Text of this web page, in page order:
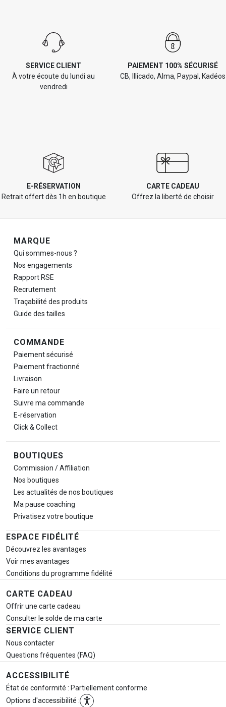
SERVICE CLIENT
À votre écoute du lundi au
vendredi
PAIEMENT 100% SÉCURISÉ
CB, Illicado, Alma, Paypal, Kadéos
E-RÉSERVATION
Retrait offert dès 1h en boutique
CARTE CADEAU
Offrez la liberté de choisir
Navigation de pied de page
MARQUE
Qui sommes-nous ?
Nos engagements
Rapport RSE
Recrutement
Traçabilité des produits
Guide des tailles
COMMANDE
Paiement sécurisé
Paiement fractionné
Livraison
Faire un retour
Suivre ma commande
E-réservation
Click & Collect
BOUTIQUES
Commission / Affiliation
Nos boutiques
Les actualités de nos boutiques
Ma pause coaching
Privatisez votre boutique
ESPACE FIDÉLITÉ
Découvrez les avantages
Voir mes avantages
Conditions du programme fidélité
CARTE CADEAU
Offrir une carte cadeau
Consulter le solde de ma carte
SERVICE CLIENT
Nous contacter
Questions fréquentes (FAQ)
ACCESSIBILITÉ
État de conformité : Partiellement conforme
Options d'accessibilité :